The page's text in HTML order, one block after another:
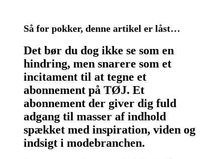
Så for pokker, denne artikel er låst…
Det bør du dog ikke se som en
hindring, men snarere som et
incitament til at tegne et
abonnement på TØJ. Et
abonnement der giver dig fuld
adgang til masser af indhold
spækket med inspiration, viden og
indsigt i modebranchen.